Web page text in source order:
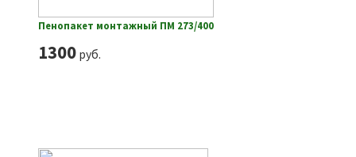
Пенопакет монтажный ПМ 273/400
1300руб.